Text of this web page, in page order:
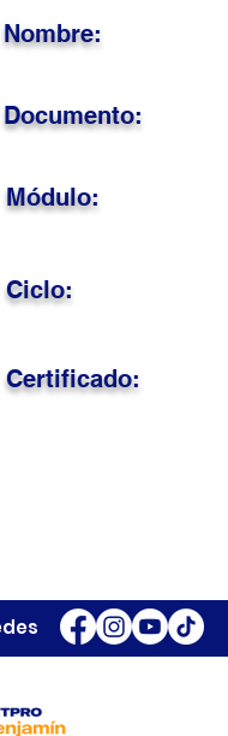
Nombre:
Documento:
Módulo:
Ciclo:
Certificado: